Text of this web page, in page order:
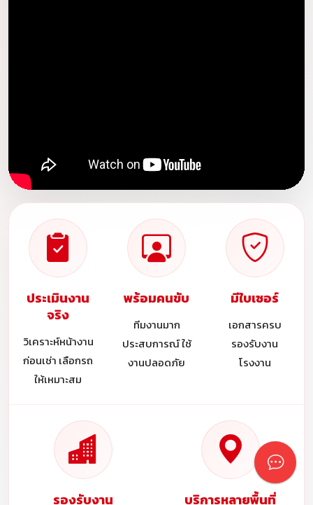
ประเมินงาน
จริง
วิเคราะห์หน้างาน
ก่อนเช่า เลือกรถ
ให้เหมาะสม
พร้อมคนขับ
ทีมงานมาก
ประสบการณ์ ใช้
งานปลอดภัย
มีใบเซอร์
เอกสารครบ
รองรับงาน
โรงงาน
รองรับงาน บริการหลายพื้นที่